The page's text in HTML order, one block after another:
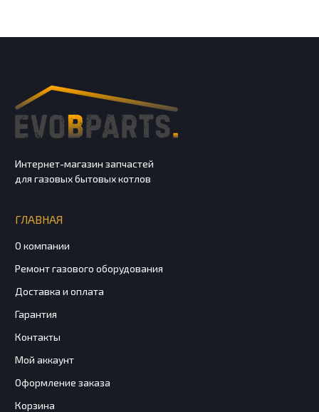
Интернет-магазин запчастей
для газовых бытовых котлов
ГЛАВНАЯ
О компании
Ремонт газового оборудования
Доставка и оплата
Гарантия
Контакты
Мой аккаунт
Оформление заказа
Корзина